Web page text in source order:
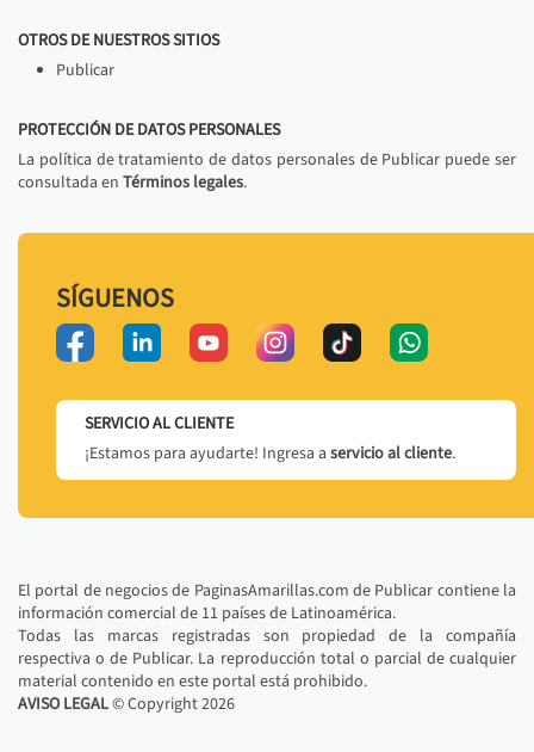
OTROS DE NUESTROS SITIOS
Publicar
PROTECCIÓN DE DATOS PERSONALES
La política de tratamiento de datos personales de Publicar puede ser
consultada en Términos legales.
SÍGUENOS
SERVICIO AL CLIENTE
¡Estamos para ayudarte! Ingresa a servicio al cliente.
El portal de negocios de PaginasAmarillas.com de Publicar contiene la
información comercial de 11 países de Latinoamérica.
Todas las marcas registradas son propiedad de la compañía
respectiva o de Publicar. La reproducción total o parcial de cualquier
material contenido en este portal está prohibido.
AVISO LEGAL© Copyright2026